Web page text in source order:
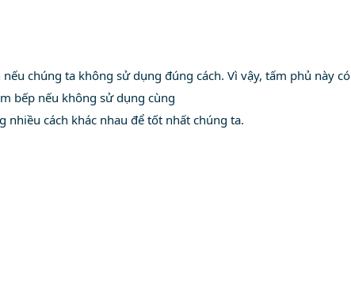
chúng ta không sử dụng đúng cách. Vì vậy, tấm phủ này có
bếp nếu không sử dụng cùng
cách khác nhau để tốt nhất chúng ta.